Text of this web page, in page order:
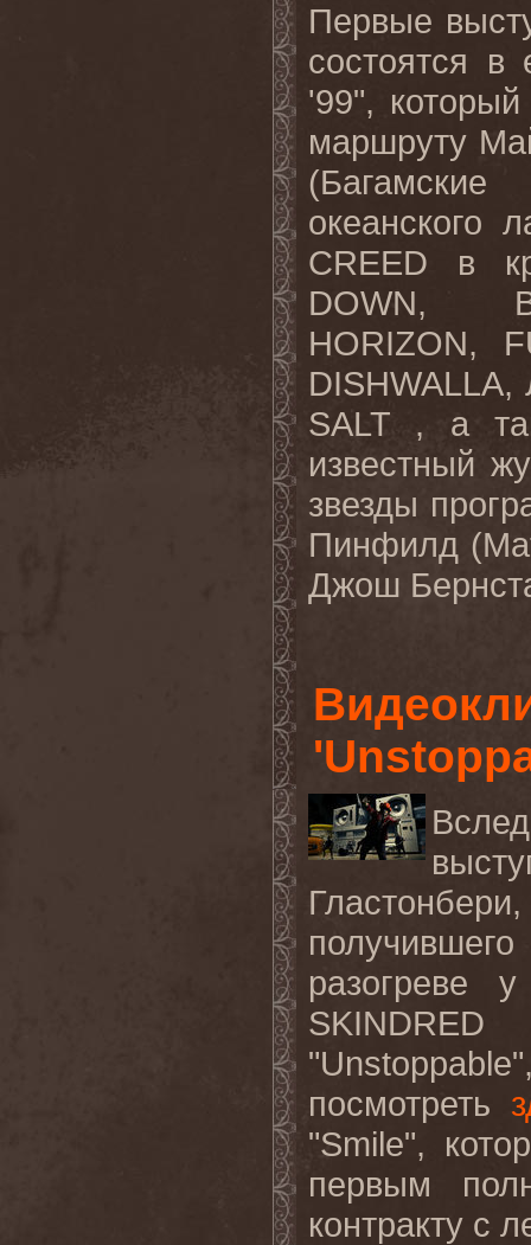
Первые
состоятся в
'99",
маршруту
океанского
CREED в
DOWN,
HORIZON,
SALT , а
известный
звезды
Пинфилд
Джош
разогреве
посмотреть
"Smile",
первым
контракту с